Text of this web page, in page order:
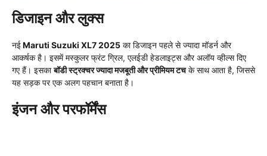
डिजाइन और लुक्स
नईMaruti Suzuki XL7 2025 का डिजाइन पहले से ज्यादा मॉडर्न और
आकर्षक है। इसमें मस्कुलर फ्रंट ग्रिल, एलईडी हेडलाइट्स और अलॉय व्हील्स दिए
गए हैं। इसकाबॉडी स्ट्रक्चर ज्यादा मजबूती और प्रीमियम टचके साथ आता है, जिससे
यह सड़क पर एक अलग पहचान बनाता है।
इंजन और परफॉर्मेंस